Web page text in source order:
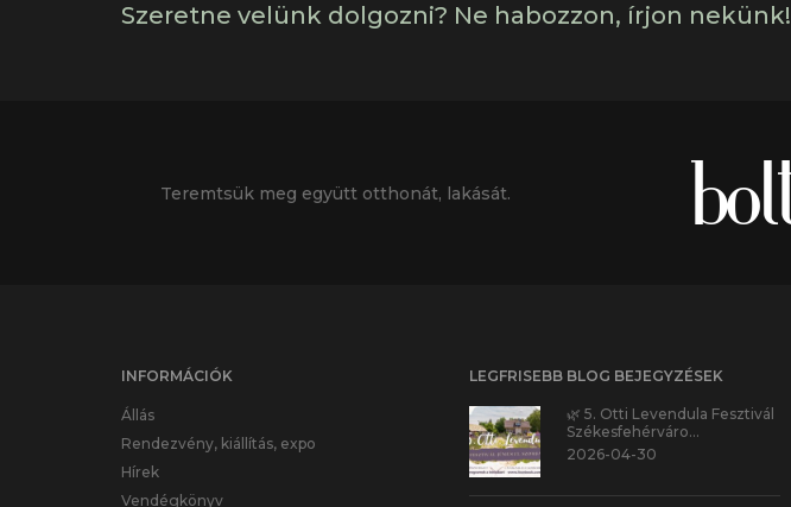
Szeretne velünk dolgozni? Ne habozzon, írjon nekünk!
Teremtsük meg együtt otthonát, lakását.
INFORMÁCIÓK
Állás
Rendezvény, kiállítás, expo
Hírek
Vendégkönyv
LEGFRISEBB BLOG BEJEGYZÉSEK
🌿 5. Otti Levendula Fesztivál
Székesfehérváro…
2026-04-30